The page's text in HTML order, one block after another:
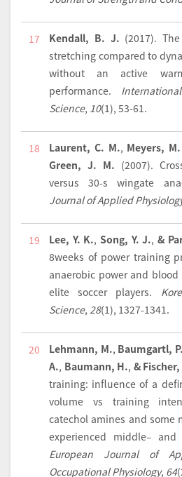
17 Kendall, B. J. (2017).
stretching compared to
without an active
performance.
Science, 10(1), 53-61.
18 Laurent, C. M., Meyers,
Green, J. M. (2007).
versus 30-s wingate
Journal of Applied
19 Lee, Y. K.,Song, Y. J.,&
8weeks of power training
anaerobic power and
elite soccer players.
Science, 28(1), 1327-1341.
20 Lehmann, M., Baumgartl, P.
A., Baumann, H., & Fischer,
training: influence of a
volume vs training
catechol amines and some
experienced middle– and
European Journal of
Occupational Physiology, 64